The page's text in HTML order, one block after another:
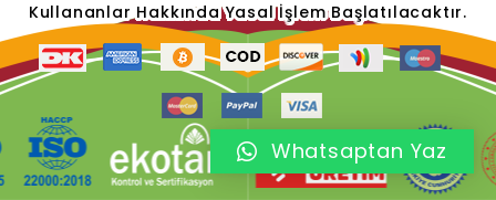
Kullananlar Hakkında Yasal İşlem Başlatılacaktır.
Whatsaptan Yaz